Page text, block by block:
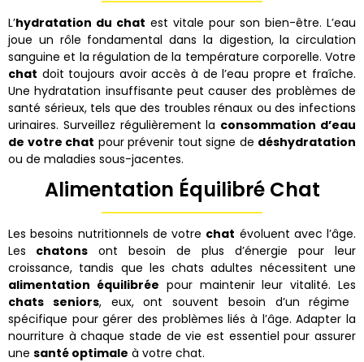
L’hydratation du chat est vitale pour son bien-être. L’eau
joue un rôle fondamental dans la digestion, la circulation
sanguine et la régulation de la température corporelle. Votre
chat doit toujours avoir accès à de l’eau propre et fraîche.
Une hydratation insuffisante peut causer des problèmes de
santé sérieux, tels que des troubles rénaux ou des infections
urinaires. Surveillez régulièrement la consommation d’eau
de votre chat pour prévenir tout signe de déshydratation
ou de maladies sous-jacentes.
Alimentation Équilibré Chat
Les besoins nutritionnels de votre chat évoluent avec l’âge.
Les chatons ont besoin de plus d’énergie pour leur
croissance, tandis que les chats adultes nécessitent une
alimentation équilibrée pour maintenir leur vitalité. Les
chats seniors, eux, ont souvent besoin d’un régime
spécifique pour gérer des problèmes liés à l’âge. Adapter la
nourriture à chaque stade de vie est essentiel pour assurer
une santé optimale à votre chat.